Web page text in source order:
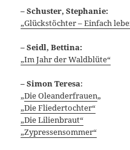
– Schuster, Stephanie:
„Glückstöchter – Einfach
– Seidl, Bettina:
„Im Jahr der Waldblüte“
–Simon Teresa:
„Die Oleanderfrauen„
„Die Fliedertochter“
„Die Lilienbraut“
„Zypressensommer“